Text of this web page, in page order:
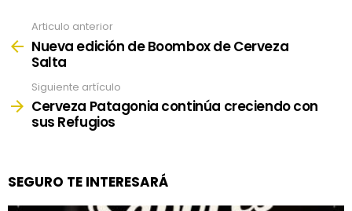
more
Articulo anterior
Nueva edición de Boombox de Cerveza
Salta
Siguiente artículo
Cerveza Patagonia continúa creciendo con
sus Refugios
SEGURO TE INTERESARÁ